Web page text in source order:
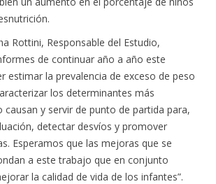
Rottini, Responsable del Estudio,
de continuar año a año este
estimar la prevalencia de exceso de peso
los determinantes más
y servir de punto de partida para,
detectar desvíos y promover
Esperamos que las mejoras que se
a este trabajo que en conjunto
la calidad de vida de los infantes”.